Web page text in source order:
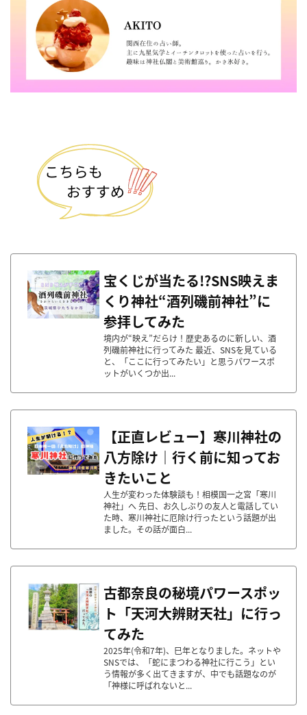
宝くじが当たる!?SNS映えま
くり神社“酒列磯前神社”に
参拝してみた
境内が“映え”だらけ！歴史あるのに新しい、酒
列磯前神社に行ってみた 最近、SNSを見ている
と、「ここに行ってみたい」と思うパワースポ
ットがいくつか出...
【正直レビュー】寒川神社の
八方除け｜行く前に知ってお
きたいこと
人生が変わった体験談も！相模国一之宮「寒川
神社」へ 先日、お久しぶりの友人と電話してい
た時、寒川神社に厄除け行ったという話題が出
ました。その話が面白...
古都奈良の秘境パワースポッ
ト「天河大辨財天社」に行っ
てみた
2025年(令和7年)、巳年となりました。ネットや
SNSでは、「蛇にまつわる神社に行こう」とい
う情報が多く出てきますが、中でも話題なのが
「神様に呼ばれないと...